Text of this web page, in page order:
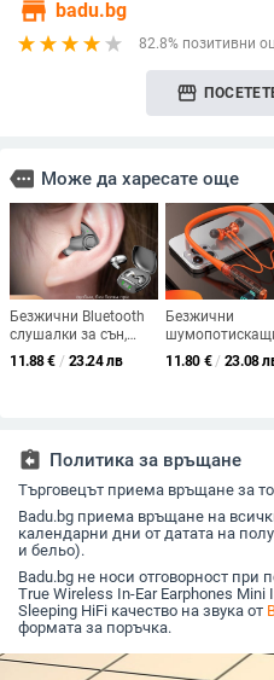
store badu.bg
82.8% позитивни
storefront
more Може да харесате още
Безжични Bluetooth
слушалки за сън,
миниатюрни, дизайн
без вмъкване в
11.88€ / 23.24 лв
Безжични
Bluetooth
полуин-ушен
11.80 € / 23.08
assignment_return Политика за връщане
Търговецът приема връщане за
Badu.bg приема връщане на
календарни дни от датата на
и бельо).
Badu.bg не носи отговорност при
True Wireless In-Ear Earphones Mini
Sleeping HiFi качество на звука от
формата за поръчка.